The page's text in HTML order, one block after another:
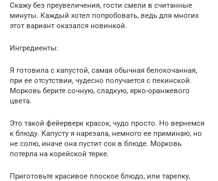
Скажу без преувеличения, гости смели в считанные
минуты. Каждый хотел попробовать, ведь для многих
этот вариант оказался новинкой.
Ингредиенты:
Я готовила с капустой, самая обычная белокочанная,
при ее отсутствии, чудесно получается с пекинской.
Морковь берите сочную, сладкую, ярко-оранжевого
цвета.
Это такой фейерверк красок, чудо просто. Но вернемся
к блюду. Капусту я нарезала, немного ее приминаю, но
не солю, иначе она пустит сок в блюде. Морковь
потерла на корейской терке.
Приготовьте красивое плоское блюдо, или тарелку,